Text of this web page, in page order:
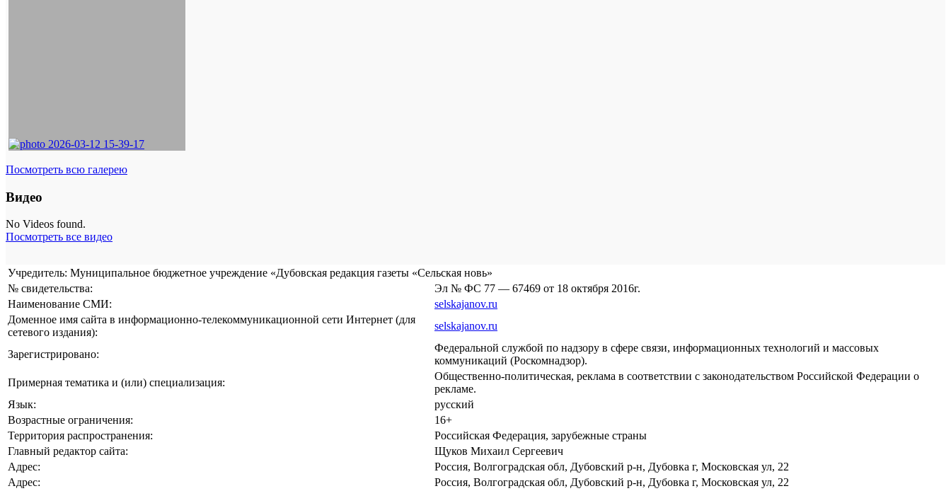
Посмотреть всю галерею
Видео
No Videos found.
Посмотреть все видео
Учредитель: Муниципальное бюджетное учреждение «Дубовская редакция газеты «Сельская новь»
№ свидетельства:
Эл № ФС 77 — 67469 от 18 октября 2016г.
Наименование СМИ:
selskajanov.ru
Доменное имя сайта в информационно-телекоммуникационной сети Интернет (для
сетевого издания):
selskajanov.ru
Зарегистрировано:
Федеральной службой по надзору в сфере связи, информационных технологий и массовых
коммуникаций (Роскомнадзор).
Примерная тематика и (или) специализация:
Общественно-политическая, реклама в соответствии с законодательством Российской Федерации о
рекламе.
Язык:
русский
Возрастные ограничения:
16+
Территория распространения:
Российская Федерация, зарубежные страны
Главный редактор сайта:
Щуков Михаил Сергеевич
Адрес:
Россия, Волгоградская обл, Дубовский р-н, Дубовка г, Московская ул, 22
Адрес:
Россия, Волгоградская обл, Дубовский р-н, Дубовка г, Московская ул, 22